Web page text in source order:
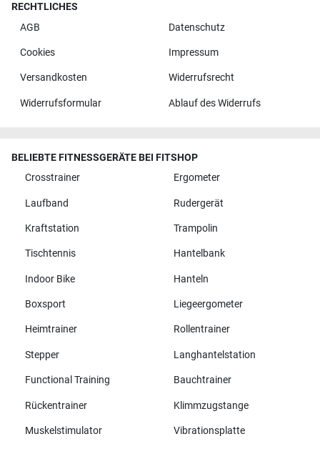
RECHTLICHES
AGB
Datenschutz
Cookies Impressum
Versandkosten Widerrufsrecht
Widerrufsformular Ablauf des Widerrufs
BELIEBTE FITNESSGERÄTE BEI FITSHOP
Crosstrainer
Ergometer
Laufband Rudergerät
Kraftstation Trampolin
Tischtennis Hantelbank
Indoor Bike Hanteln
Boxsport Liegeergometer
Heimtrainer Rollentrainer
Stepper Langhantelstation
Functional Training Bauchtrainer
Rückentrainer Klimmzugstange
Muskelstimulator Vibrationsplatte